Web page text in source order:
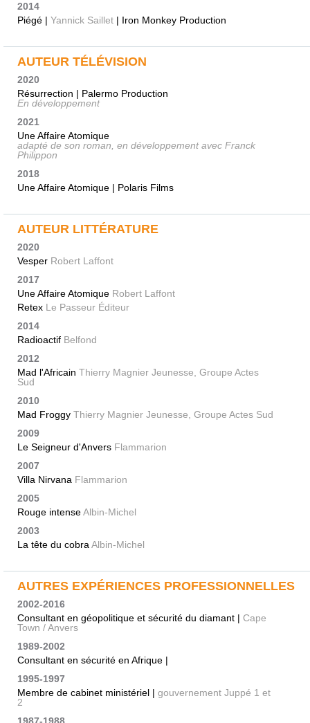
2014
Piégé | Yannick Saillet | Iron Monkey Production
AUTEUR TÉLÉVISION
2020
Résurrection | Palermo Production
En développement
2021
Une Affaire Atomique
adapté de son roman, en développement avec Franck
Philippon
2018
Une Affaire Atomique | Polaris Films
AUTEUR LITTÉRATURE
2020
Vesper Robert Laffont
2017
Une Affaire Atomique Robert Laffont
Retex Le Passeur Éditeur
2014
Radioactif Belfond
2012
Mad l'Africain Thierry Magnier Jeunesse, Groupe Actes
Sud
2010
Mad Froggy Thierry Magnier Jeunesse, Groupe Actes Sud
2009
Le Seigneur d'Anvers Flammarion
2007
Villa Nirvana Flammarion
2005
Rouge intenseAlbin-Michel
2003
La tête du cobraAlbin-Michel
AUTRES EXPÉRIENCES PROFESSIONNELLES
2002-2016
Consultant en géopolitique et sécurité du diamant | Cape
Town / Anvers
1989-2002
Consultant en sécurité en Afrique |
1995-1997
Membre de cabinet ministériel | gouvernement Juppé 1 et
2